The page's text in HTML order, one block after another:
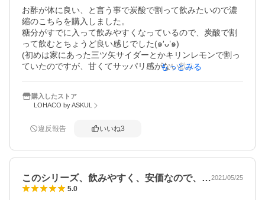
お酢が体に良い、と言う事で炭酸で割って飲みたいので濃
縮のこちらを購入しました。
糖分がすでに入って飲みやすくなっているので、炭酸で割
って飲むとちょうど良い感じでした(๑′ᴗ’๑)
(初めは家にあった三ツ矢サイダーとかキリンレモンで割っ
ていたのですが、甘くてサッパリ感がない飲み口でした。)
もっとみる
購入したストア
LOHACO by ASKUL
違反報告 いいね3
このシリーズ、飲みやすく、安価なので、…2021/05/25
5.0